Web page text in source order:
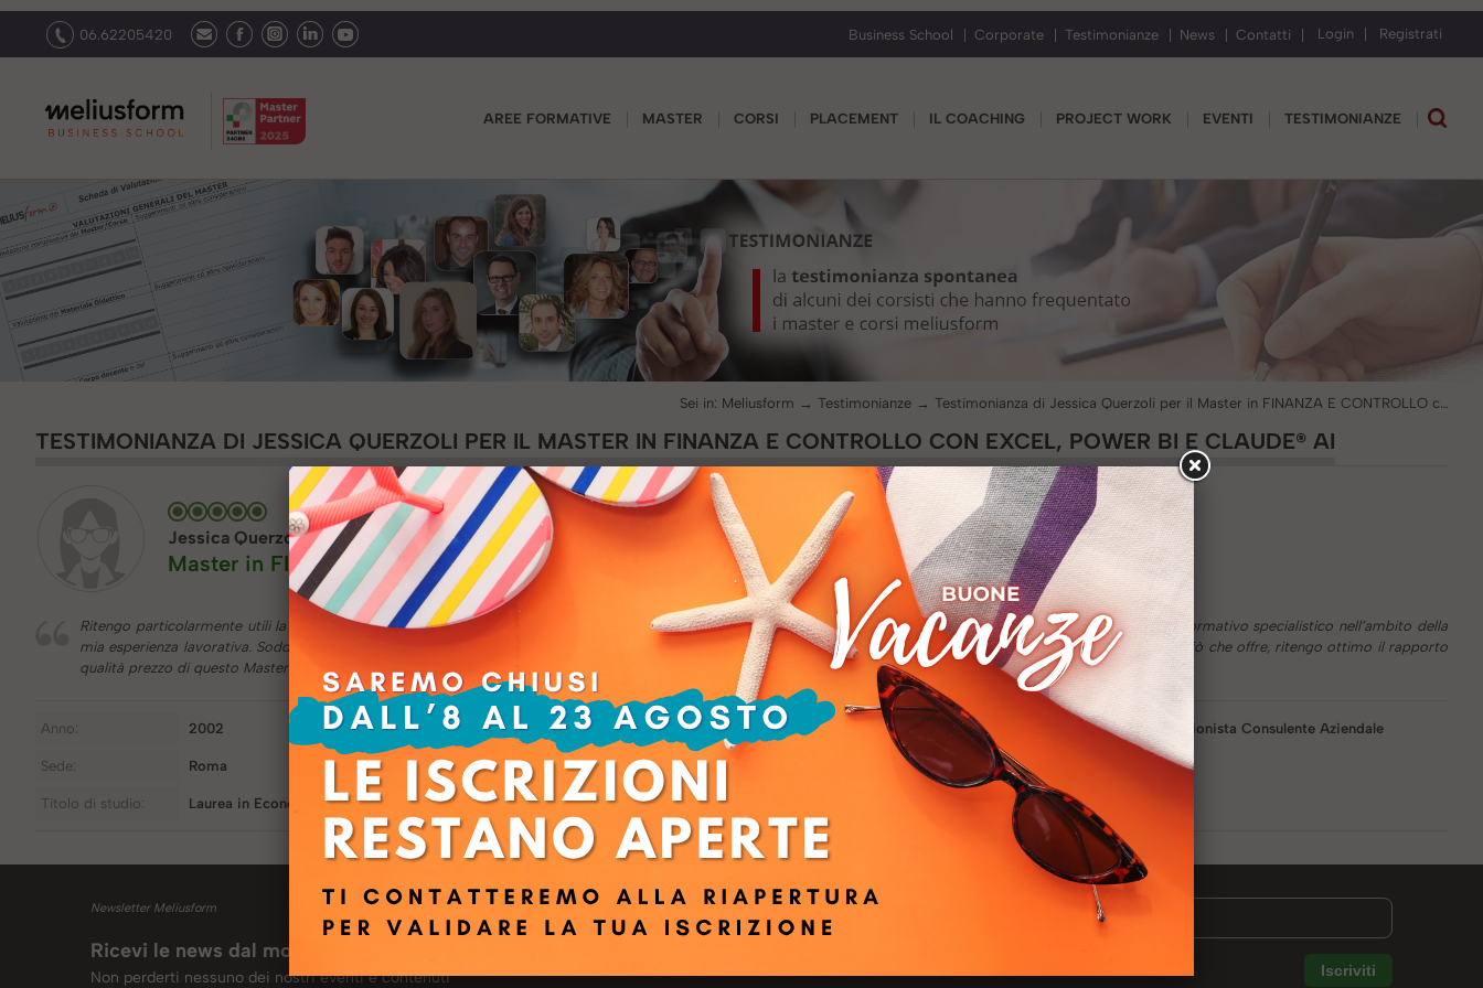
06.62205420 Business School Corporate Testimonianze News Contatti Login Registrati
AREE FORMATIVE MASTER CORSI PLACEMENT IL COACHING PROJECT WORK EVENTI TESTIMONIANZE
Sei in: Meliusform → Testimonianze →
TESTIMONIANZA DI JESSICA QUERZOLI PER IL MASTER IN FINANZA E CONTROLLO CON EXCEL, POWER BI E CLAUDE® AI
Jessica Querzoli
Master in FINANZA E CONTROLLO con Excel, Power BI e Claude® AI
Ritengo particolarmente utili la prima e l’ultima parte dell’Executive Master in Finanza e Controllo. Spero presto di avere conferma dei vantaggi di questo percorso formativo specialistico nell’ambito della
mia esperienza lavorativa. Soddisfacente il materiale didattico cartaceo fornito da Meliusform. Ottimi i software dedicati. Considerando il mercato della formazione e ciò che offre, ritengo ottimo il rapporto
qualità prezzo di questo Master.
Anno: 2002
Sede: Roma
Titolo di studio: Laurea in Economia e Commercio
Ruolo: Libero Professionista Consulente Aziendale
Newsletter Meliusform
Ricevi le news dal mondo Meliusform
Non perderti nessuno dei nostri eventi e contenuti